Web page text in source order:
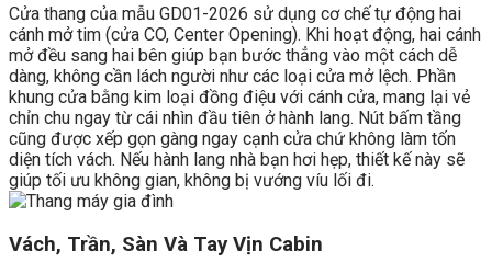
Cửa thang của mẫu GD01-2026 sử dụng cơ chế tự động hai
cánh mở tim (cửa CO, Center Opening). Khi hoạt động, hai cánh
mở đều sang hai bên giúp bạn bước thẳng vào một cách dễ
dàng, không cần lách người như các loại cửa mở lệch. Phần
khung cửa bằng kim loại đồng điệu với cánh cửa, mang lại vẻ
chỉn chu ngay từ cái nhìn đầu tiên ở hành lang. Nút bấm tầng
cũng được xếp gọn gàng ngay cạnh cửa chứ không làm tốn
diện tích vách. Nếu hành lang nhà bạn hơi hẹp, thiết kế này sẽ
giúp tối ưu không gian, không bị vướng víu lối đi.
Vách, Trần, Sàn Và Tay Vịn Cabin